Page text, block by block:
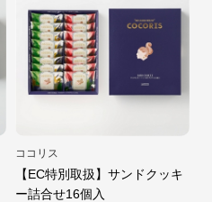
ココリス
【EC特別取扱】サンドクッキ
ー詰合せ16個入